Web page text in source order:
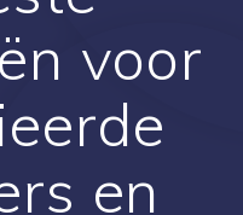
voor
en